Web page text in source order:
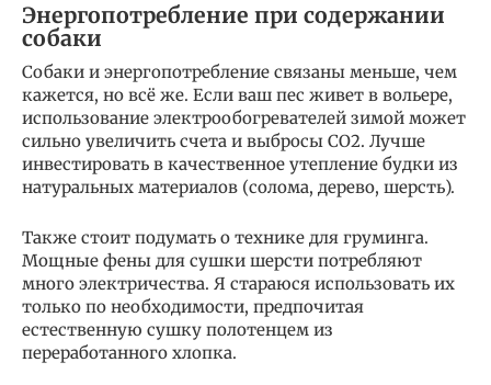
Энергопотребление при содержании
собаки
Собаки и энергопотребление связаны меньше, чем
кажется, но всё же. Если ваш пес живет в вольере,
использование электрообогревателей зимой может
сильно увеличить счета и выбросы CO2. Лучше
инвестировать в качественное утепление будки из
натуральных материалов (солома, дерево, шерсть).
Также стоит подумать о технике для груминга.
Мощные фены для сушки шерсти потребляют
много электричества. Я стараюся использовать их
только по необходимости, предпочитая
естественную сушку полотенцем из
переработанного хлопка.